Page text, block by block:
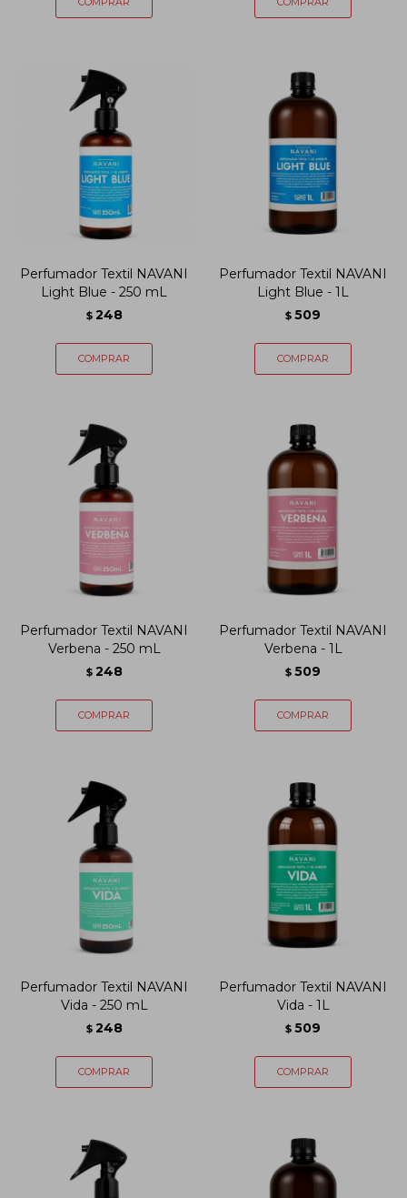
Perfumador Textil NAVANI
Light Blue - 250 mL
$ 248
Perfumador Textil NAVANI
Light Blue - 1L
$ 509
Perfumador Textil NAVANI
Verbena - 250 mL
$ 248
Perfumador Textil NAVANI
Verbena - 1L
$ 509
Perfumador Textil NAVANI
Vida - 250 mL
$ 248
Perfumador Textil NAVANI
Vida - 1L
$ 509